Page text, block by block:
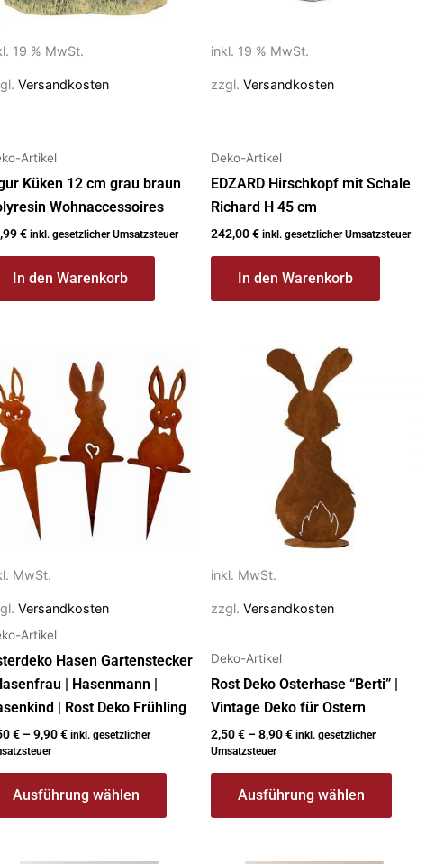
19 % MwSt.
Versandkosten
Artikel
Küken 12 cm grau braun
Wohnaccessoires
€ inkl. gesetzlicher Umsatzsteuer
In den Warenkorb
inkl. 19 % MwSt.
zzgl. Versandkosten
Deko-Artikel
EDZARD Hirschkopf mit Schale
Richard H 45 cm
242,00€ inkl. gesetzlicher Umsatzsteuer
In den Warenkorb
MwSt.
Versandkosten
Artikel
Hasen Gartenstecker
| Hasenmann |
| Rost Deko Frühling
€ –9,90€ inkl. gesetzlicher
Ausführung wählen
inkl. MwSt.
zzgl. Versandkosten
Deko-Artikel
Rost Deko Osterhase “Berti” |
Vintage Deko für Ostern
2,50€ –8,90€ inkl. gesetzlicher
Umsatzsteuer
Ausführung wählen
auf
Produktseite
werden